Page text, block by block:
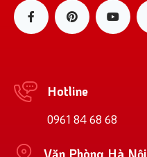
Hotline
0961 84 68 68